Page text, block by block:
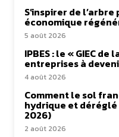
S’inspirer de
économique
5 août 2026
IPBES : le « GIEC
entreprises à
4 août 2026
Comment le sol
hydrique et
2026)
2 août 2026